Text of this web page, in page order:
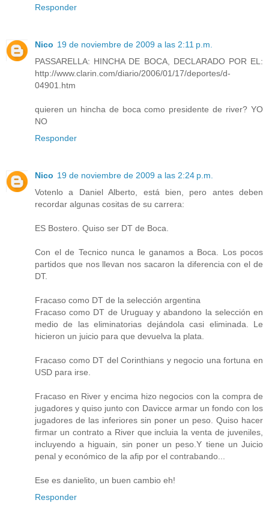
Responder
Nico 19 de noviembre de 2009 a las 2:11 p.m.
PASSARELLA: HINCHA DE BOCA, DECLARADO POR EL:
http://www.clarin.com/diario/2006/01/17/deportes/d-
04901.htm
quieren un hincha de boca como presidente de river? YO
NO
Responder
Nico 19 de noviembre de 2009 a las 2:24 p.m.
Votenlo a Daniel Alberto, está bien, pero antes deben
recordar algunas cositas de su carrera:
ES Bostero. Quiso ser DT de Boca.
Con el de Tecnico nunca le ganamos a Boca. Los pocos
partidos que nos llevan nos sacaron la diferencia con el de
DT.
Fracaso como DT de la selección argentina
Fracaso como DT de Uruguay y abandono la selección en
medio de las eliminatorias dejándola casi eliminada. Le
hicieron un juicio para que devuelva la plata.
Fracaso como DT del Corinthians y negocio una fortuna en
USD para irse.
Fracaso en River y encima hizo negocios con la compra de
jugadores y quiso junto con Davicce armar un fondo con los
jugadores de las inferiores sin poner un peso. Quiso hacer
firmar un contrato a River que incluia la venta de juveniles,
incluyendo a higuain, sin poner un peso.Y tiene un Juicio
penal y económico de la afip por el contrabando...
Ese es danielito, un buen cambio eh!
Responder